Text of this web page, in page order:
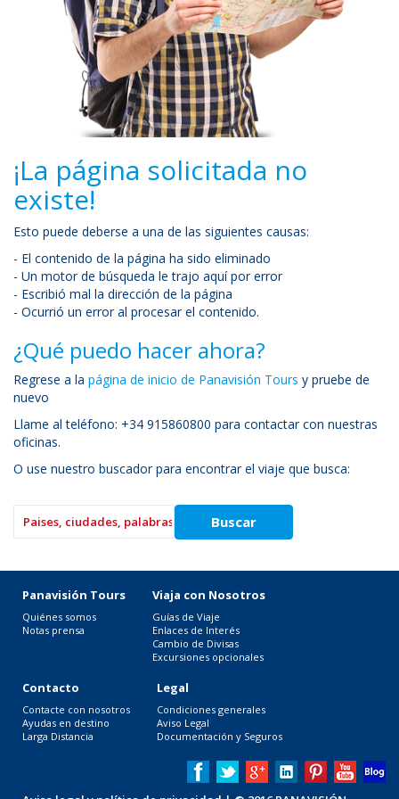
¡La página solicitada no
existe!
Esto puede deberse a una de las siguientes causas:
- El contenido de la página ha sido eliminado
- Un motor de búsqueda le trajo aquí por error
- Escribió mal la dirección de la página
- Ocurrió un error al procesar el contenido.
¿Qué puedo hacer ahora?
Regrese a la página de inicio de Panavisión Tours y pruebe de
nuevo
Llame al teléfono: +34 915860800 para contactar con nuestras
oficinas.
O use nuestro buscador para encontrar el viaje que busca:
Panavisión Tours
Quiénes somos
Notas prensa
Viaja con Nosotros
Guías de Viaje
Enlaces de Interés
Cambio de Divisas
Excursiones opcionales
Contacto
Contacte con nosotros
Ayudas en destino
Larga Distancia
Legal
Condiciones generales
Aviso Legal
Documentación y Seguros